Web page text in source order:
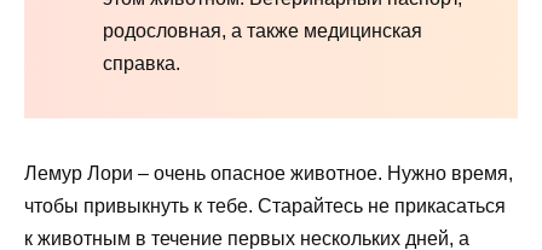
родословная, а также медицинская
справка.
Лемур Лори – очень опасное животное. Нужно время,
чтобы привыкнуть к тебе. Старайтесь не прикасаться
к животным в течение первых нескольких дней, а